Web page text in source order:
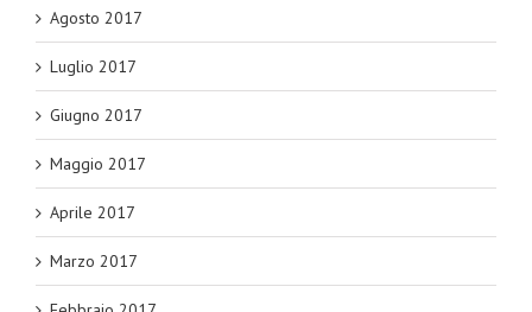
Agosto 2017
Luglio 2017
Giugno 2017
Maggio 2017
Aprile 2017
Marzo 2017